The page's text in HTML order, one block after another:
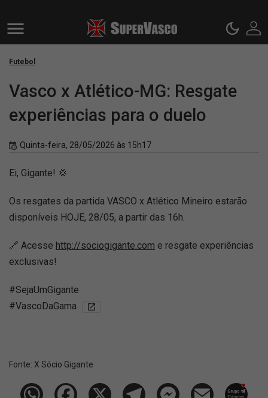
Futebol
Vasco x Atlético-MG: Resgate
experiências para o duelo
Quinta-feira, 28/05/2026 às 15h17
Ei, Gigante! 💢
Os resgates da partida VASCO x Atlético Mineiro estarão
disponíveis HOJE, 28/05, a partir das 16h.
🔗 Acesse http://sociogigante.com e resgate experiências
exclusivas!
#SejaUmGigante
#VascoDaGama
Fonte: X Sócio Gigante